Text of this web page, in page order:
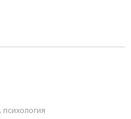
, психология